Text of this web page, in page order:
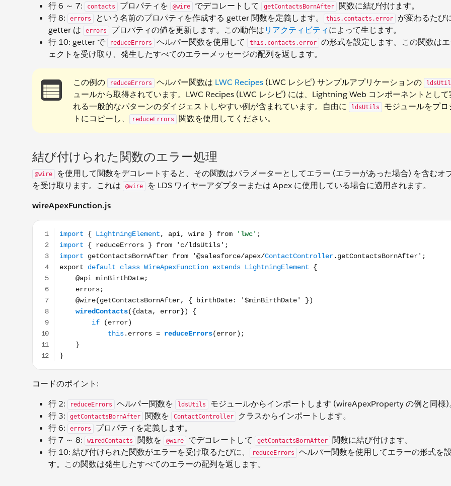
行 6 ～ 7:
contacts プロパティを @wire でデコレートして getContactsBornAfter
関数に結び付けます。
行 8:
errors という名前のプロパティを作成する getter 関数を定義します。 this.contacts.error
が変わるたび
getter は
errors プロパティの値を更新します。この動作はリアクティビティによって生じます。
行 10: getter で
reduceErrors ヘルパー関数を使用して this.contacts.error
の形式を設定します。この関数は
ェクトを受け取り、発生したすべてのエラーメッセージの配列を返します。
この例の reduceErrors ヘルパー関数は LWC Recipes (LWC レシピ) サンプルアプリケーションの
ュールから取得されています。LWC Recipes (LWC レシピ) には、Lightning Web コンポーネントとして
れる一般的なパターンのダイジェストしやすい例が含まれています。自由に
ldsUtils
モジュールをプロ
トにコピーし、
reduceErrors 関数を使用してください。
結び付けられた関数のエラー処理
@wire
を使用して関数をデコレートすると、その関数はパラメーターとしてエラー (エラーがあった場合) を含むオ
を受け取ります。これは
@wire
を LDS ワイヤーアダプターまたは Apex に使用している場合に適用されます。
wireApexFunction.js
import { LightningElement, api, wire } from 'lwc'; import { reduceErrors } from 'c/ldsUtils'; import
コードのポイント:
行 2:
reduceErrors ヘルパー関数を ldsUtils
モジュールからインポートします (wireApexProperty の例と同様)
行 3:
getContactsBornAfter 関数を ContactController
クラスからインポートします。
行 6:
errors
プロパティを定義します。
行 7 ～ 8:
wiredContacts 関数を @wire でデコレートして getContactsBornAfter
関数に結び付けます。
行 10: 結び付けられた関数がエラーを受け取るたびに、
reduceErrors
ヘルパー関数を使用してエラーの形式を
す。この関数は発生したすべてのエラーの配列を返します。